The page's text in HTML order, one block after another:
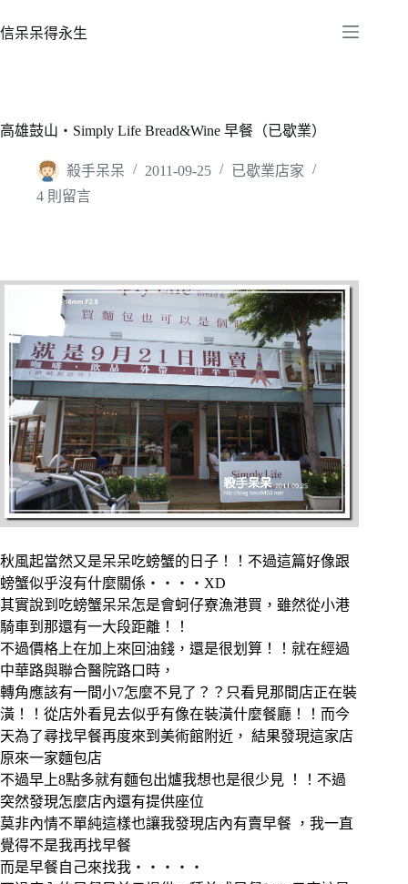
至
容
信呆呆得永生
高雄鼓山‧Simply Life Bread&Wine 早餐（已歇業）
殺手呆呆 2011-09-25
已歇業店家
4 則留言
秋風起當然又是呆呆吃螃蟹的日子！！不過這篇好像跟
螃蟹似乎沒有什麼關係‧‧‧‧XD
其實說到吃螃蟹呆呆怎是會蚵仔寮漁港買，雖然從小港
騎車到那還有一大段距離！！
不過價格上在加上來回油錢，還是很划算！！就在經過
中華路與聯合醫院路口時，
轉角應該有一間小7怎麼不見了？？只看見那間店正在裝
潢！！從店外看見去似乎有像在裝潢什麼餐廳！！ 而今
天為了尋找早餐再度來到美術館附近， 結果發現這家店
原來一家麵包店
不過早上8點多就有麵包出爐我想也是很少見 ！！不過
突然發現怎麼店內還有提供座位
莫非內情不單純這樣也讓我發現店內有賣早餐 ，我一直
覺得不是我再找早餐
而是早餐自己來找我‧‧‧‧‧